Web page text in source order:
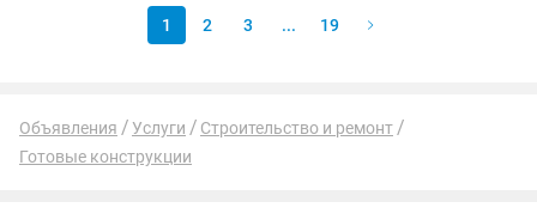
1 2 3 ... 19
Объявления Услуги
Строительство и ремонт
Готовые конструкции